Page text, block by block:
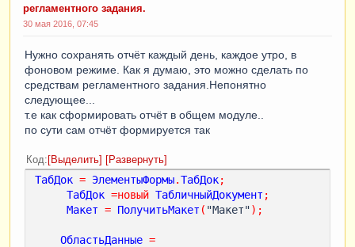
регламентного задания.
30 мая 2016, 07:45
Нужно сохранять отчёт каждый день, каждое утро, в
фоновом режиме. Как я думаю, это можно сделать по
средствам регламентного задания.Непонятно
следующее...
т.е как сформировать отчёт в общем модуле..
по сути сам отчёт формируется так
Код Выделить Развернуть
ТабДок = ЭлементыФормы.ТабДок;
ТабДок =новый ТабличныйДокумент ;
Макет = ПолучитьМакет ( "Макет");
ОбластьДанные =